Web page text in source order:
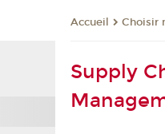
Accueil Choisir
Supply